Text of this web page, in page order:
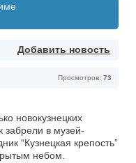
Добавить новость
Просмотров: 73
новокузнецких
забрели в музей-
“Кузнецкая крепость”
небом.